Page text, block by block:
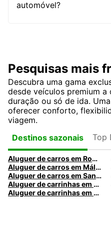
automóvel?
Pesquisas mais
Descubra uma gama
desde veículos premium
duração ou só de ida.
oferecer conforto,
viagem.
Destinos sazonais
Top
Aluguer de carros em Roma
Aluguer de carros em Málaga
Aluguer de carros em Santa Maria da Feira
Aluguer de carrinhas em Nice
Aluguer de carrinhas em Caldas da Rainha